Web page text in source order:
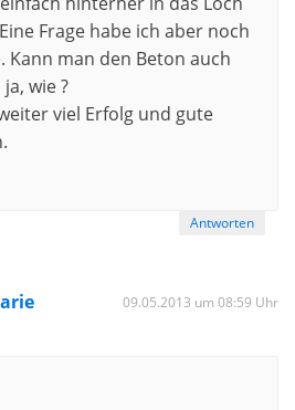
Frage habe ich aber noch
Kann man den Beton auch
wie ?
viel Erfolg und gute
Antworten
09.05.2013 um 08:59 Uhr